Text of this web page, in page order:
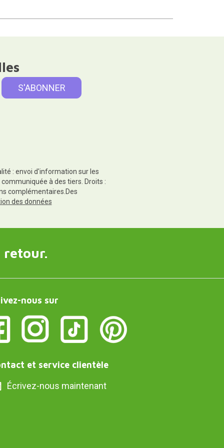
: envoi d'information sur les
à des tiers. Droits :
complémentaires.Des
des données
retour.
nous sur
et service clientèle
Écrivez-nous maintenant